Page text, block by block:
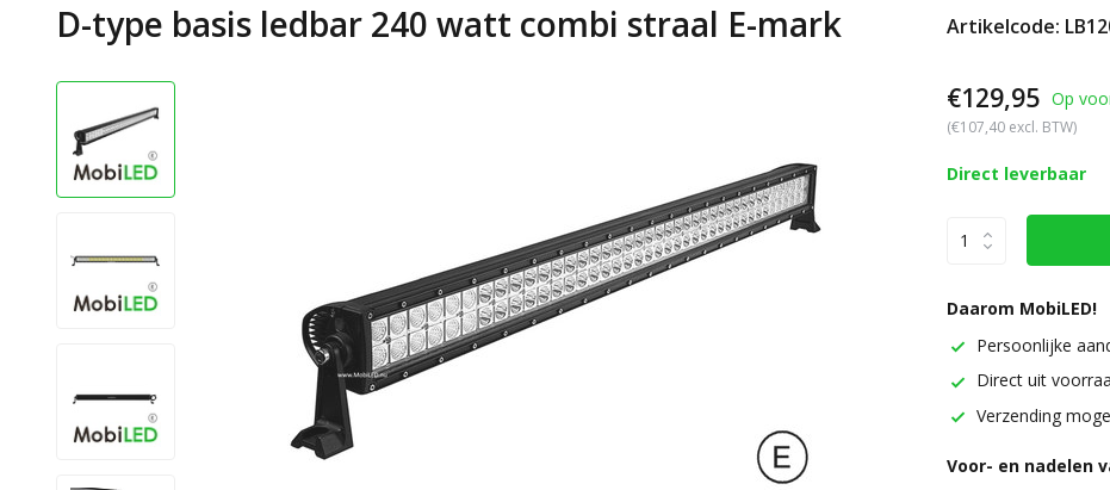
D-type basis ledbar 240 watt combi straal E-mark Artikelcode:
€129,95 Op
(€107,40 excl. BTW)
Direct leverbaar
Daarom MobiLED!
Persoonlijke
Direct uit
Verzending
Voor- en nadelen